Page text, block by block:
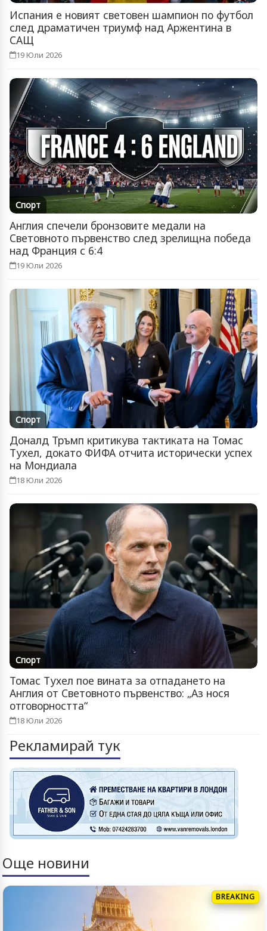
Испания е новият световен шампион по футбол
след драматичен триумф над Аржентина в
САЩ
19 Юли 2026
Спорт
Англия спечели бронзовите медали на
Световното първенство след зрелищна победа
над Франция с 6:4
19 Юли 2026
Спорт
Доналд Тръмп критикува тактиката на Томас
Тухел, докато ФИФА отчита исторически успех
на Мондиала
18 Юли 2026
Спорт
Томас Тухел пое вината за отпадането на
Англия от Световното първенство: „Аз нося
отговорността“
18 Юли 2026
Рекламирай тук
Още новини
BREAKING